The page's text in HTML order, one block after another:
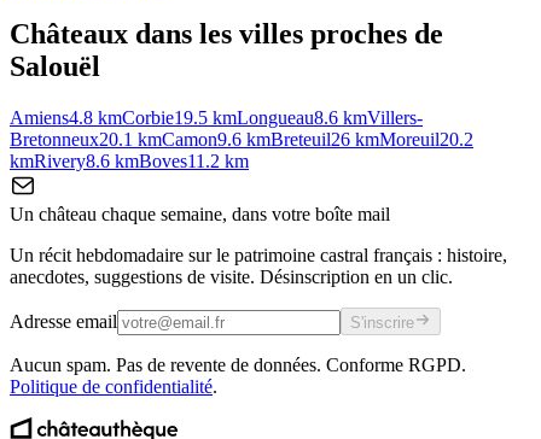
Châteaux dans les villes proches de
Salouël
Amiens4.8 kmCorbie19.5 kmLongueau8.6 kmVillers-
Bretonneux20.1 kmCamon9.6 kmBreteuil26 kmMoreuil20.2
kmRivery8.6 kmBoves11.2 km
Un château chaque semaine, dans votre boîte mail
Un récit hebdomadaire sur le patrimoine castral français : histoire,
anecdotes, suggestions de visite. Désinscription en un clic.
Adresse email S'inscrire
Aucun spam. Pas de revente de données. Conforme RGPD.
Politique de confidentialité.